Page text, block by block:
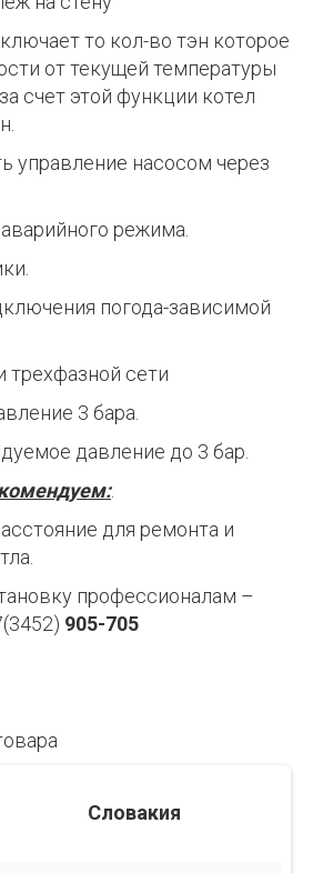
то кол-во тэн которое
от текущей температуры
счет этой функции котел
управление насосом через
режима.
погода-зависимой
трехфазной сети
3 бара.
давление до 3 бар.
.
для ремонта и
профессионалам –
905-705
Словакия